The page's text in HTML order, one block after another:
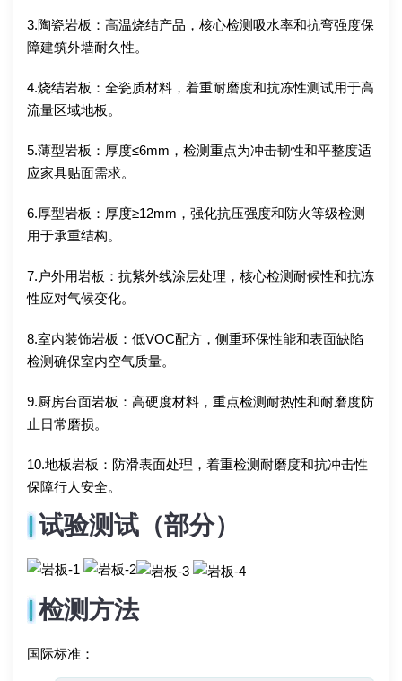
3.陶瓷岩板：高温烧结产品，核心检测吸水率和抗弯强度保
障建筑外墙耐久性。
4.烧结岩板：全瓷质材料，着重耐磨度和抗冻性测试用于高
流量区域地板。
5.薄型岩板：厚度≤6mm，检测重点为冲击韧性和平整度适
应家具贴面需求。
6.厚型岩板：厚度≥12mm，强化抗压强度和防火等级检测
用于承重结构。
7.户外用岩板：抗紫外线涂层处理，核心检测耐候性和抗冻
性应对气候变化。
8.室内装饰岩板：低VOC配方，侧重环保性能和表面缺陷
检测确保室内空气质量。
9.厨房台面岩板：高硬度材料，重点检测耐热性和耐磨度防
止日常磨损。
10.地板岩板：防滑表面处理，着重检测耐磨度和抗冲击性
保障行人安全。
试验测试（部分）
检测方法
国际标准：